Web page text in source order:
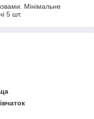
Мінімальне
5 шт.